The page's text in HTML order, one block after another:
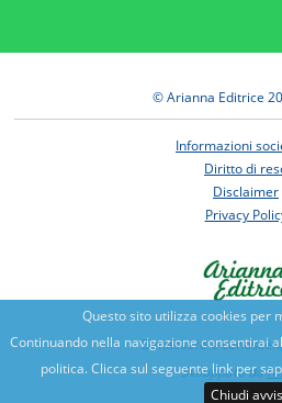
Questo sito utilizza cookies per
Continuando nella navigazione consentirai
politica. Clicca sul seguente link per
Chiudi
© Arianna Editrice
Informazioni
Diritto di
Disclaimer
Privacy
Benessere e
Sviluppato da